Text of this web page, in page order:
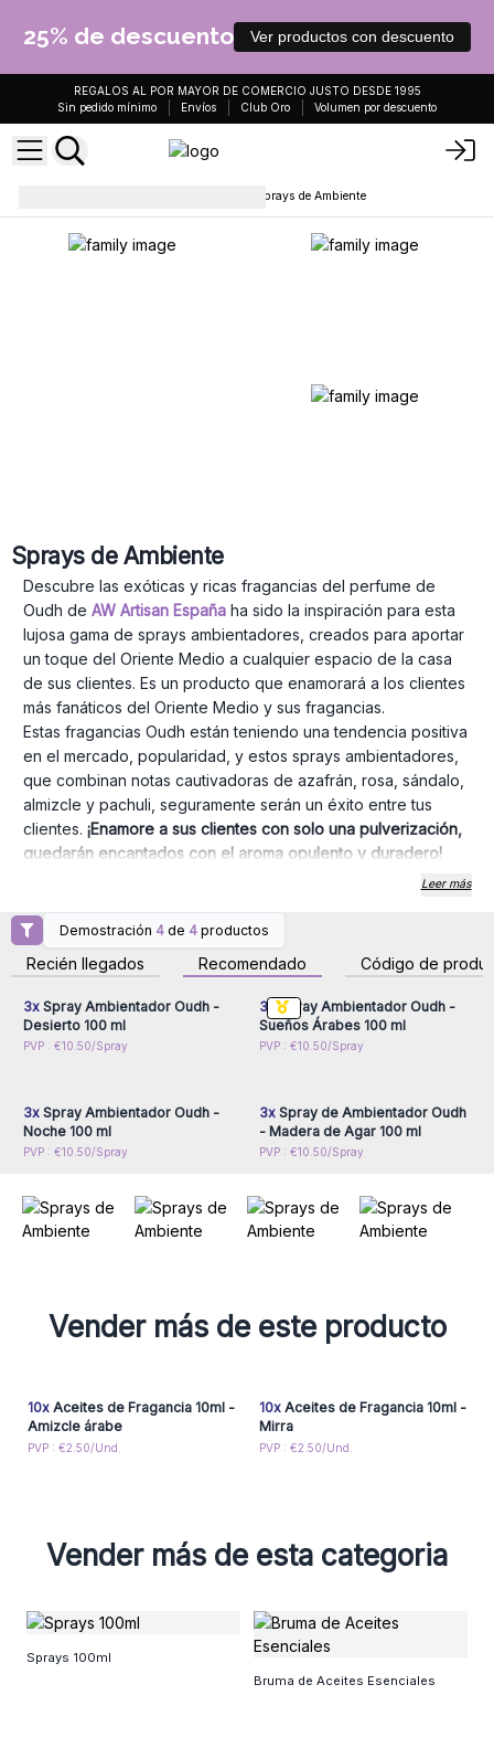
25% de descuento Ver productos con descuento
REGALOS AL POR MAYOR DE COMERCIO JUSTO DESDE 1995
Sin pedido mínimo
Envíos Club Oro Volumen por descuento
Sprays de Ambiente
Sprays de Ambiente
Descubre las exóticas y ricas fragancias del perfume de
Oudh de AW Artisan Españaha sido la inspiración para esta
lujosa gama de sprays ambientadores, creados para aportar
un toque del Oriente Medio a cualquier espacio de la casa
de sus clientes. Es un producto que enamorará a los clientes
más fanáticos del Oriente Medio y sus fragancias.
Estas fragancias Oudh están teniendo una tendencia positiva
en el mercado, popularidad, y estos sprays ambientadores,
que combinan notas cautivadoras de azafrán, rosa, sándalo,
almizcle y pachuli, seguramente serán un éxito entre tus
clientes. ¡Enamore a sus clientes con solo una pulverización,
quedarán encantados con el aroma opulento y duradero!
Disponibles en frascos de 100 ml, estos sprays ofrecen una
sensualidad y exotismo. Con mezclas únicas como Madera
de Agar, Desierto, Sueños Árabes y Noches, tus clientes
podrán disfrutar de su aroma favorito.
Estos sprays de AW Artisan España Oudh son ideales para
cualquier habitación, pero especialmente recomendados
para el dormitorio, añadirán un toque aromático y lujoso a las
Hazte con ellos y ofrece a tus clientes una experiencia
inolvidable con Oudh sin que tengan que gastar una fortuna.
Leer más
Demostración 4 de 4 productos
Recién llegados Recomendado Código de
Inicie sesión o regístrese
para obtener precios al
por mayor
3xSpray Ambientador Oudh -
Desierto 100 ml
PVP : €10.50/Spray
para obtener precios al
por mayor
3x Spray Ambientador Oudh -
Sueños Árabes 100 ml
PVP : €10.50/Spray
Inicie sesión o regístrese
3xSpray Ambientador Oudh -
Noche 100 ml
PVP : €10.50/Spray
Inicie sesión o regístrese
3xSpray de Ambientador Oudh
- Madera de Agar 100 ml
PVP : €10.50/Spray
Vender más de este producto
10xAceites de Fragancia 10ml -
Amizcle árabe
PVP : €2.50/Und.
10xAceites de Fragancia 10ml -
Mirra
PVP : €2.50/Und.
Vender más de esta categoria
Sprays 100ml
Bruma de Aceites Esenciales